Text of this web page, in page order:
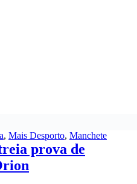
, Mais Desporto, Manchete
prova de